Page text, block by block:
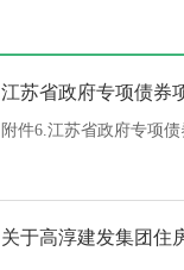
江苏省政府专项债券
附件6.江苏省政府专项
关于高淳建发集团住